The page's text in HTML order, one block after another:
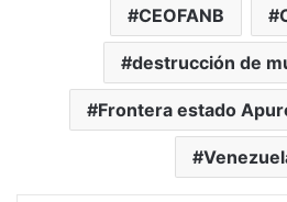
CEOFANB
destrucción de
Frontera estado